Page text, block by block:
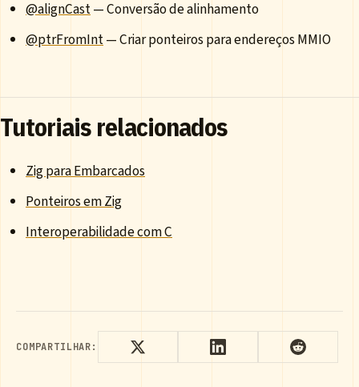
@alignCast— Conversão de alinhamento
@ptrFromInt— Criar ponteiros para endereços MMIO
Tutoriais relacionados
Zig para Embarcados
Ponteiros em Zig
Interoperabilidade com C
COMPARTILHAR: